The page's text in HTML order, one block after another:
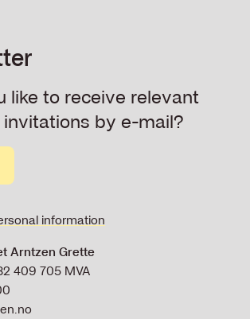
like to receive relevant
by e-mail?
information
Arntzen Grette
409 705 MVA